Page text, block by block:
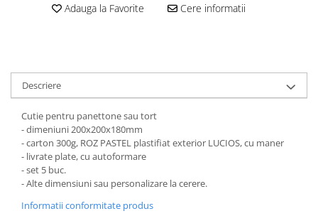
CUTII PENTRU 5-6 MACARONS CU
CUTII PENTRU MARTURII
CUTII CU FEREASTRA PENTRU
MARTURII
CUTII CU MANER
CUTII CU PANGLICA
CUTII FARA FEREASTRA PENTRU
MARTURII
CUTII FUND + CAPAC
Adauga la Favorite Cere informatii
Descriere
Cutie pentru panettone sau tort
- dimeniuni 200x200x180mm
- carton 300g, ROZ PASTEL plastifiat exterior LUCIOS, cu maner
- livrate plate, cu autoformare
- set 5 buc.
- Alte dimensiuni sau personalizare la cerere.
Informatii conformitate produs